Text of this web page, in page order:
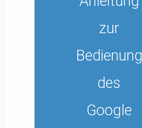
zur
Bedienung
des
Google